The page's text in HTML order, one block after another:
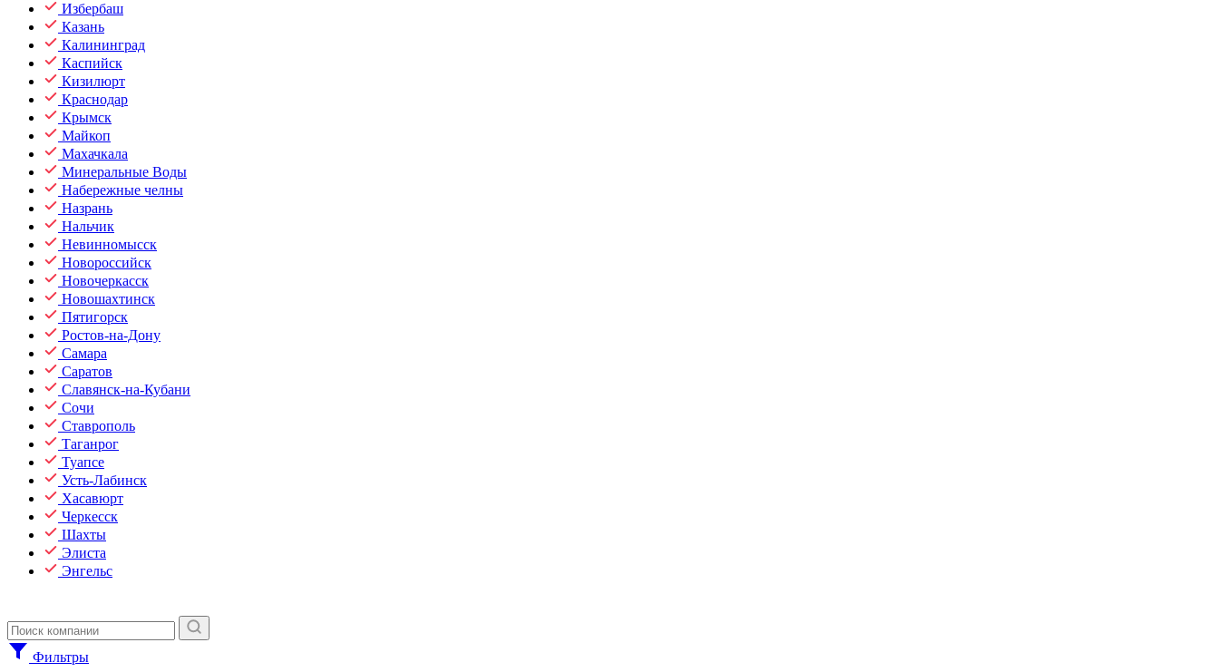
Избербаш
Казань
Калининград
Каспийск
Кизилюрт
Краснодар
Крымск
Майкоп
Махачкала
Минеральные Воды
Набережные челны
Назрань
Нальчик
Невинномысск
Новороссийск
Новочеркасск
Новошахтинск
Пятигорск
Ростов-на-Дону
Самара
Саратов
Славянск-на-Кубани
Сочи
Ставрополь
Таганрог
Туапсе
Усть-Лабинск
Хасавюрт
Черкесск
Шахты
Элиста
Энгельс
Фильтры